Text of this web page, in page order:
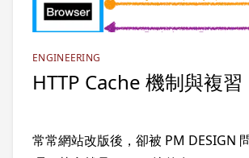
ENGINEERING
HTTP Cache 機制與複習
常常網站改版後，卻被 PM DESIGN